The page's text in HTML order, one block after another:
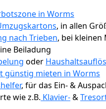
in Worms
, in allen
nach Trieben, bei kleinen
Beiladung
oder
günstig mieten in Worms
, für das Ein- &
wie z.B. Klavier-&